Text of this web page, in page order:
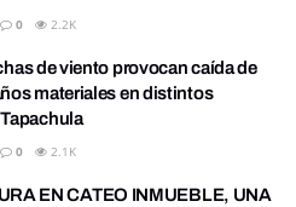
0 2.2K
de viento provocan caída de
materiales en distintos
0 2.1K
EN CATEO INMUEBLE, UNA